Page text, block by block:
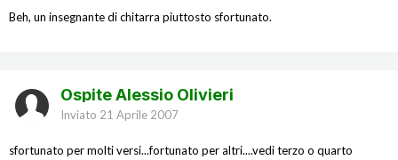
Beh, un insegnante di chitarra piuttosto sfortunato.
Ospite Alessio Olivieri
Inviato 21 Aprile 2007
sfortunato per molti versi...fortunato per altri....vedi terzo o quarto